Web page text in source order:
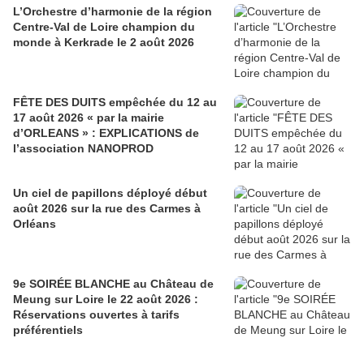
L’Orchestre d’harmonie de la région
Centre-Val de Loire champion du
monde à Kerkrade le 2 août 2026
FÊTE DES DUITS empêchée du 12 au
17 août 2026 « par la mairie
d’ORLEANS » : EXPLICATIONS de
l’association NANOPROD
Un ciel de papillons déployé début
août 2026 sur la rue des Carmes à
Orléans
9e SOIRÉE BLANCHE au Château de
Meung sur Loire le 22 août 2026 :
Réservations ouvertes à tarifs
préférentiels